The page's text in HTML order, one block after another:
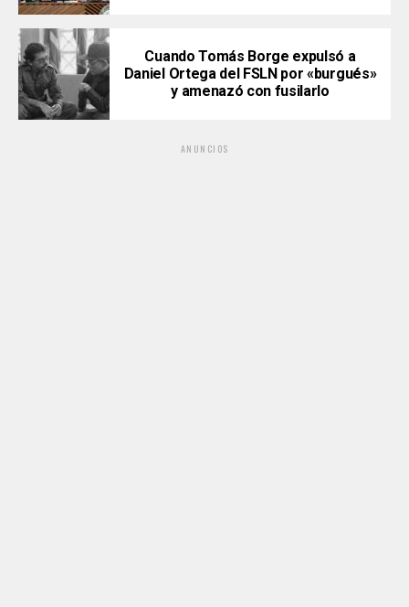
Cuando Tomás Borge expulsó a
Daniel Ortega del FSLN por «burgués»
y amenazó con fusilarlo
ANUNCIOS